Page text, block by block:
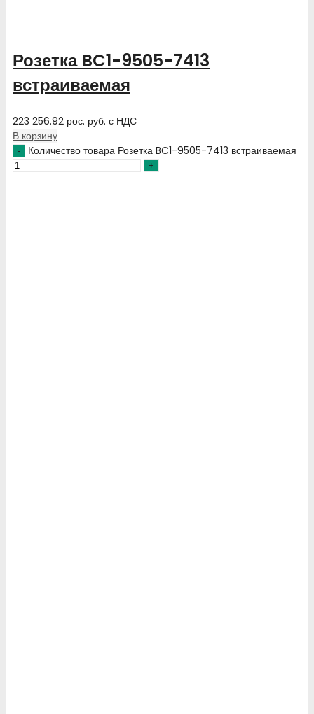
Розетка BC1-9505-7413
встраиваемая
223 256.92 рос. руб. с НДС
В корзину
Количество товара Розетка BC1-9505-7413 встраиваемая